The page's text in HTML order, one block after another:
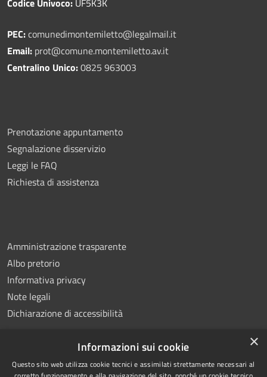
PEC:comunedimontemiletto@legalmail.it
Email: prot@comune.montemiletto.av.it
Centralino Unico:0825 963003
Prenotazione appuntamento
Segnalazione disservizio
Leggi le FAQ
Richiesta di assistenza
Amministrazione trasparente
Albo pretorio
Informativa privacy
Note legali
Dichiarazione di accessibilità
RSS Copyright © 2026 • Comune di
×
Informazioni sui cookie
Questo sito web utilizza cookie tecnici e assimilati strettamente necessari al